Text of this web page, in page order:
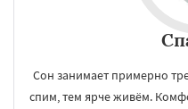
Сон занимает примерно
спим, тем ярче живём.